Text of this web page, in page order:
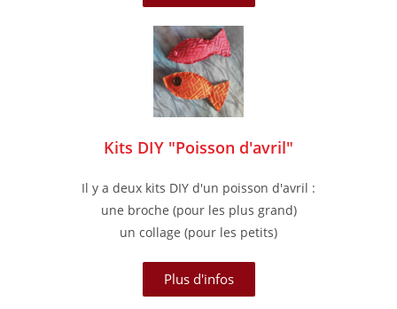
Kits DIY "Poisson d'avril"
Il y a deux kits DIY d'un poisson d'avril :
une broche (pour les plus grand)
un collage (pour les petits)
Plus d'infos